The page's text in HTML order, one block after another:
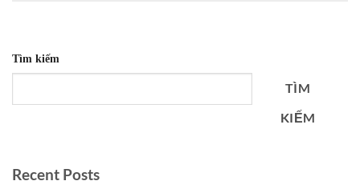
Tìm kiếm
TÌM
KIẾM
Recent Posts